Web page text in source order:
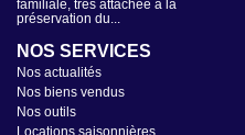
familiale, très attachée à la
préservation du...
NOS SERVICES
Nos actualités
Nos biens vendus
Nos outils
Locations saisonnières